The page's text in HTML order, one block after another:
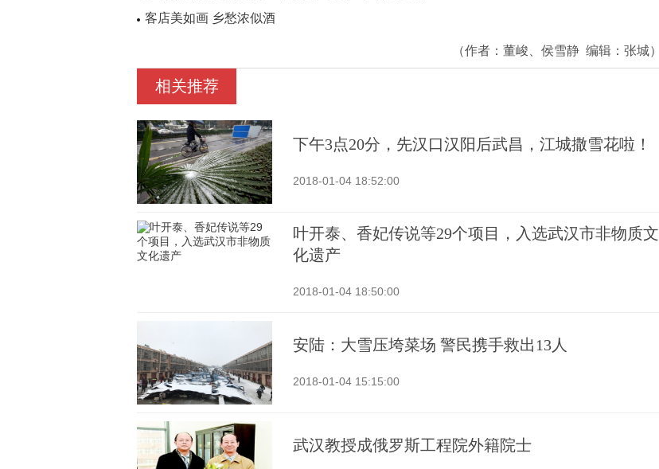
客店美如画 乡愁浓似酒
（作者： 董峻、侯雪静 编辑： 张城）
相关推荐
下午3点20分，先汉口汉阳后武昌，江城撒雪花啦！
2018-01-04 18:52:00
叶开泰、香妃传说等29个项目，入选武汉市非物质文
化遗产
2018-01-04 18:50:00
安陆：大雪压垮菜场 警民携手救出13人
2018-01-04 15:15:00
武汉教授成俄罗斯工程院外籍院士